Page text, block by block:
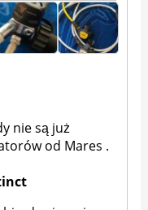
nie są już
od Mares .